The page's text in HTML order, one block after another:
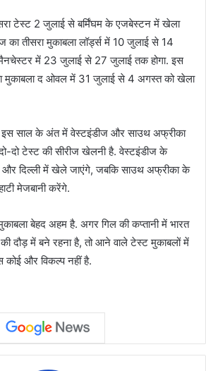
टेस्ट 2 जुलाई से बर्मिंघम के एजबेस्टन में खेला
का तीसरा मुकाबला लॉर्ड्स में 10 जुलाई से 14
में 23 जुलाई से 27 जुलाई तक होगा. इस
मुकाबला द ओवल में 31 जुलाई से 4 अगस्त को खेला
इस साल के अंत में वेस्टइंडीज और साउथ अफ्रीका
दो टेस्ट की सीरीज खेलनी है. वेस्टइंडीज के
और दिल्ली में खेले जाएंगे, जबकि साउथ अफ्रीका के
मेजबानी करेंगे.
बेहद अहम है. अगर गिल की कप्तानी में भारत
दौड़ में बने रहना है, तो आने वाले टेस्ट मुकाबलों में
कोई और विकल्प नहीं है.